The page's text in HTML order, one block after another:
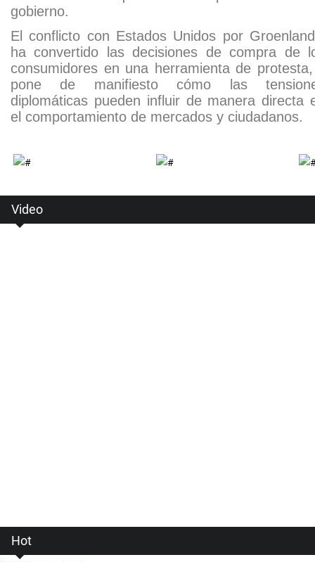
gobierno.
El conflicto con Estados Unidos por
ha convertido las decisiones de compra de
consumidores en una herramienta de
pone de manifiesto cómo las
diplomáticas pueden influir de manera directa
el comportamiento de mercados y ciudadanos.
Video
Hot